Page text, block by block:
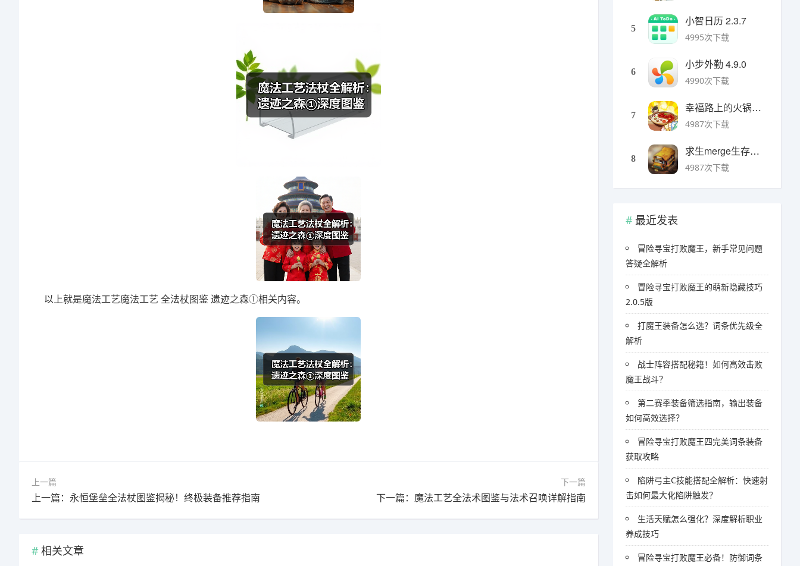
以上就是魔法工艺魔法工艺 全法杖图鉴 遗迹之森①相关内容。
上一篇
上一篇：永恒堡垒全法杖图鉴揭秘！终极装备推荐指南
下一篇
下一篇：魔法工艺全法术图鉴与法术召唤详解指南
相关文章
5
小智日历 2.3.7
4995次下载
6
小步外勤 4.9.0
4990次下载
7
幸福路上的火锅店官方版 v5.3.5安卓版
4987次下载
8
求生merge生存之地手机版 v1.48.0安卓版
4987次下载
最近发表
冒险寻宝打败魔王，新手常见问题
答疑全解析
冒险寻宝打败魔王的萌新隐藏技巧
2.0.5版
打魔王装备怎么选？词条优先级全
解析
战士阵容搭配秘籍！如何高效击败
魔王战斗？
第二赛季装备筛选指南，输出装备
如何高效选择？
冒险寻宝打败魔王四完美词条装备
获取攻略
陷阱弓主C技能搭配全解析：快速射
击如何最大化陷阱触发？
生活天赋怎么强化？深度解析职业
养成技巧
冒险寻宝打败魔王必备！防御词条